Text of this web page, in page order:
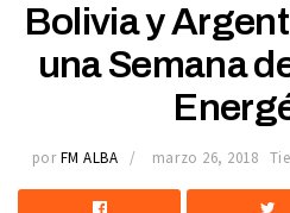
Bolivia y
una Semana
por FM ALBA marzo 26, 2018